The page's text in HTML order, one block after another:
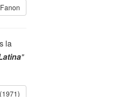
la
"